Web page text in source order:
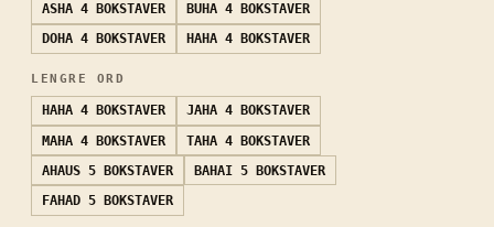
ASHA 4 BOKSTAVER BUHA 4 BOKSTAVER
DOHA 4 BOKSTAVER HAHA 4 BOKSTAVER
LENGRE ORD
HAHA 4 BOKSTAVER JAHA 4 BOKSTAVER
MAHA 4 BOKSTAVER TAHA 4 BOKSTAVER
AHAUS 5 BOKSTAVER BAHAI 5 BOKSTAVER
FAHAD 5 BOKSTAVER